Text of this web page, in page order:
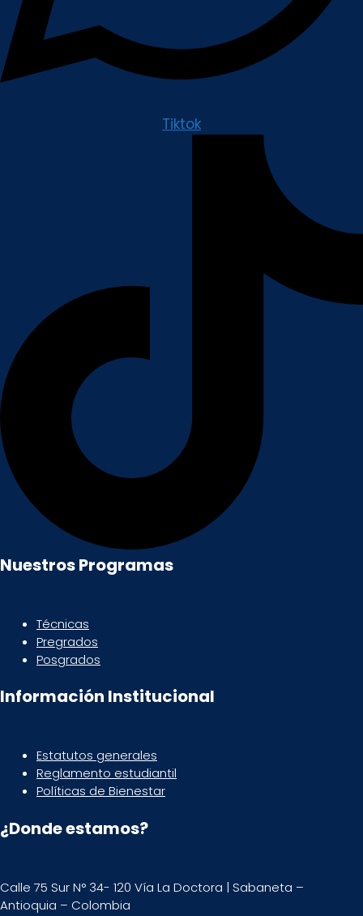
Tiktok
Nuestros Programas
Técnicas
Pregrados
Posgrados
Información Institucional
Estatutos generales
Reglamento estudiantil
Políticas de Bienestar
¿Donde estamos?
Calle 75 Sur N° 34- 120 Vía La Doctora | Sabaneta –
Antioquia – Colombia